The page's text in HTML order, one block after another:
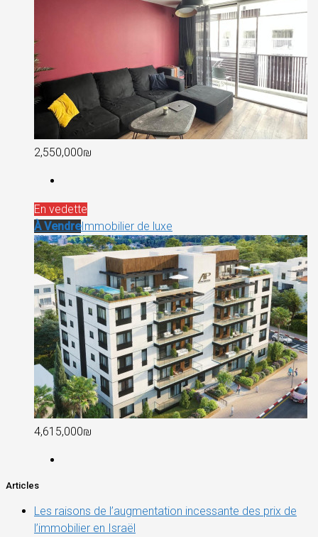
2,550,000₪
En vedette
À VendreImmobilier de luxe
4,615,000₪
Articles
Les raisons de l’augmentation incessante des prix de
l’immobilier en Israël